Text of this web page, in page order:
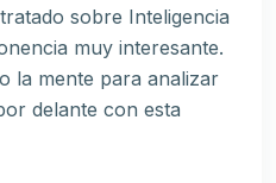
sobre Inteligencia
muy interesante.
la mente para analizar
delante con esta